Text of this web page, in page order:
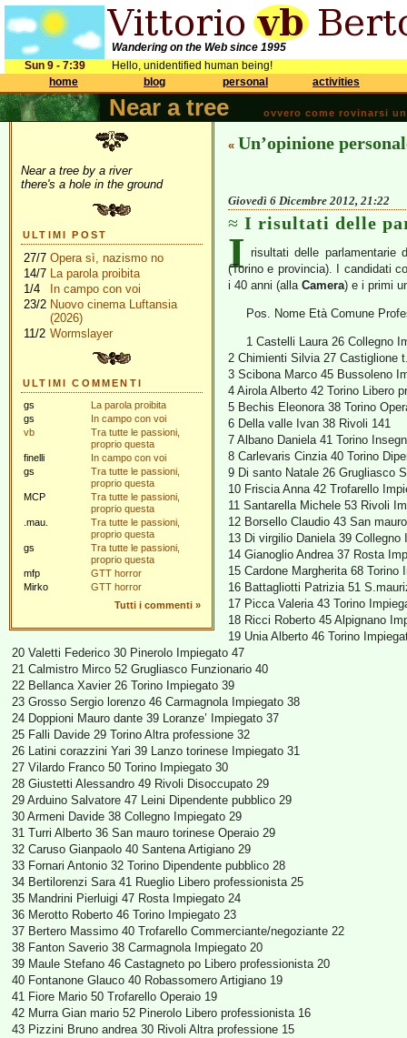
Wandering on the Web since 1995
Sun 9 - 7:39
Hello, unidentified human being!
home
blog personal activities
Near a tree ovvero come rovinarsi
Near a tree by a river
there's a hole in the ground
ULTIMI POST
27/7 Opera sì, nazismo no
14/7 La parola proibita
1/4
In campo con voi
23/2 Nuovo cinema Luftansia
(2026)
11/2 Wormslayer
ULTIMI COMMENTI
gs
La parola proibita
gs
In campo con voi
vb
Tra tutte le passioni,
proprio questa
finelli
In campo con voi
gs
Tra tutte le passioni,
proprio questa
MCP
Tra tutte le passioni,
proprio questa
.mau.
Tra tutte le passioni,
proprio questa
gs
Tra tutte le passioni,
proprio questa
mfp
GTT horror
Mirko
GTT horror
Tutti i commenti »
« Un’opinione
Giovedì 6 Dicembre 2012, 21:22
I risultati delle
I risultati delle parlamentarie
(Torino e provincia). I candidati
i 40 anni (alla Camera) e i primi
Pos. Nome Età Comune
1 Castelli Laura 26 Collegno
2 Chimienti Silvia 27 Castiglione
3 Scibona Marco 45 Bussoleno
4 Airola Alberto 42 Torino Libero
5 Bechis Eleonora 38 Torino
6 Della valle Ivan 38 Rivoli 141
7 Albano Daniela 41 Torino
8 Carlevaris Cinzia 40 Torino
9 Di santo Natale 26 Grugliasco
10 Friscia Anna 42 Trofarello
11 Santarella Michele 53 Rivoli
12 Borsello Claudio 43 San
13 Di virgilio Daniela 39 Collegno
14 Gianoglio Andrea 37 Rosta
15 Cardone Margherita 68 Torino
16 Battagliotti Patrizia 51
17 Picca Valeria 43 Torino
18 Ricci Roberto 45 Alpignano
19 Unia Alberto 46 Torino
20 Valetti Federico 30 Pinerolo Impiegato 47
21 Calmistro Mirco 52 Grugliasco Funzionario 40
22 Bellanca Xavier 26 Torino Impiegato 39
23 Grosso Sergio lorenzo 46 Carmagnola Impiegato 38
24 Doppioni Mauro dante 39 Loranze’ Impiegato 37
25 Falli Davide 29 Torino Altra professione 32
26 Latini corazzini Yari 39 Lanzo torinese Impiegato 31
27 Vilardo Franco 50 Torino Impiegato 30
28 Giustetti Alessandro 49 Rivoli Disoccupato 29
29 Arduino Salvatore 47 Leini Dipendente pubblico 29
30 Armeni Davide 38 Collegno Impiegato 29
31 Turri Alberto 36 San mauro torinese Operaio 29
32 Caruso Gianpaolo 40 Santena Artigiano 29
33 Fornari Antonio 32 Torino Dipendente pubblico 28
34 Bertilorenzi Sara 41 Rueglio Libero professionista 25
35 Mandrini Pierluigi 47 Rosta Impiegato 24
36 Merotto Roberto 46 Torino Impiegato 23
37 Bertero Massimo 40 Trofarello Commerciante/negoziante 22
38 Fanton Saverio 38 Carmagnola Impiegato 20
39 Maule Stefano 46 Castagneto po Libero professionista 20
40 Fontanone Glauco 40 Robassomero Artigiano 19
41 Fiore Mario 50 Trofarello Operaio 19
42 Murra Gian mario 52 Pinerolo Libero professionista 16
43 Pizzini Bruno andrea 30 Rivoli Altra professione 15